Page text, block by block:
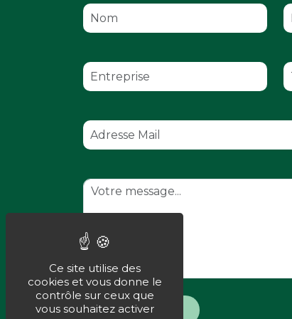
Ce site utilise des
cookies et vous donne le
contrôle sur ceux que
vous souhaitez activer